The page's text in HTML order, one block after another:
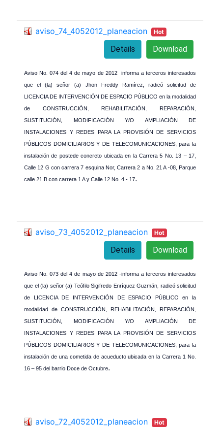
aviso_74_4052012_planeacion Hot
Download
Details
Aviso No. 074 del 4 de mayo de 2012 informa a terceros interesados
que el (la) señor (a) Jhon Freddy Ramírez, radicó solicitud de
LICENCIA DE INTERVENCIÓN DE ESPACIO PÚBLICO en la modalidad
de CONSTRUCCIÓN, REHABILITACIÓN, REPARACIÓN,
SUSTITUCIÓN, MODIFICACIÓN Y/O AMPLIACIÓN DE
INSTALACIONES Y REDES PARA LA PROVISIÓN DE SERVICIOS
PÚBLICOS DOMICILIARIOS Y DE TELECOMUNICACIONES, para la
instalación de postede concreto ubicada en la Carrera 5 No. 13 – 17,
Calle 12 G con carrera 7 esquina Nor, Carrera 2 a No. 21 A -08, Parque
calle 21 B con carrera 1 A y Calle 12 No. 4 - 17.
aviso_73_4052012_planeacion Hot
Download
Details
Aviso No. 073 del 4 de mayo de 2012 -informa a terceros interesados
que el (la) señor (a) Teófilo Sigifredo Enríquez Guzmán, radicó solicitud
de LICENCIA DE INTERVENCIÓN DE ESPACIO PÚBLICO en la
modalidad de CONSTRUCCIÓN, REHABILITACIÓN, REPARACIÓN,
SUSTITUCIÓN, MODIFICACIÓN Y/O AMPLIACIÓN DE
INSTALACIONES Y REDES PARA LA PROVISIÓN DE SERVICIOS
PÚBLICOS DOMICILIARIOS Y DE TELECOMUNICACIONES, para la
instalación de una cometida de acueducto ubicada en la Carrera 1 No.
16 – 95 del barrio Doce de Octubre.
aviso_72_4052012_planeacion Hot